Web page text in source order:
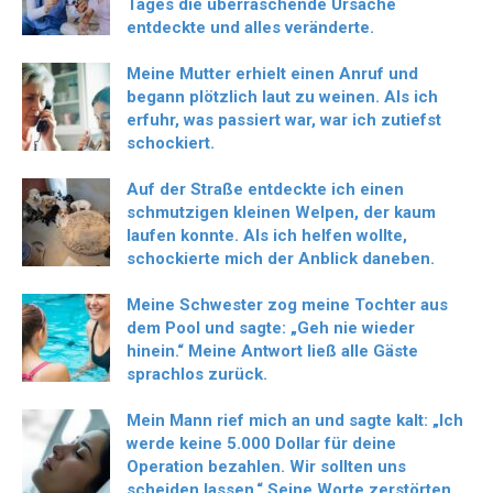
Tages die überraschende Ursache
entdeckte und alles veränderte.
Meine Mutter erhielt einen Anruf und
begann plötzlich laut zu weinen. Als ich
erfuhr, was passiert war, war ich zutiefst
schockiert.
Auf der Straße entdeckte ich einen
schmutzigen kleinen Welpen, der kaum
laufen konnte. Als ich helfen wollte,
schockierte mich der Anblick daneben.
Meine Schwester zog meine Tochter aus
dem Pool und sagte: „Geh nie wieder
hinein.“ Meine Antwort ließ alle Gäste
sprachlos zurück.
Mein Mann rief mich an und sagte kalt: „Ich
werde keine 5.000 Dollar für deine
Operation bezahlen. Wir sollten uns